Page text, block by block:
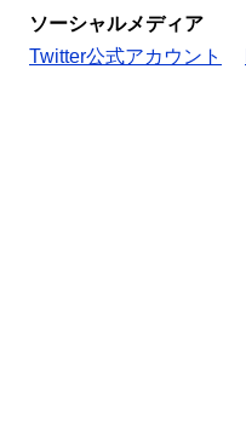
ソーシャルメディア
Twitter公式アカウント